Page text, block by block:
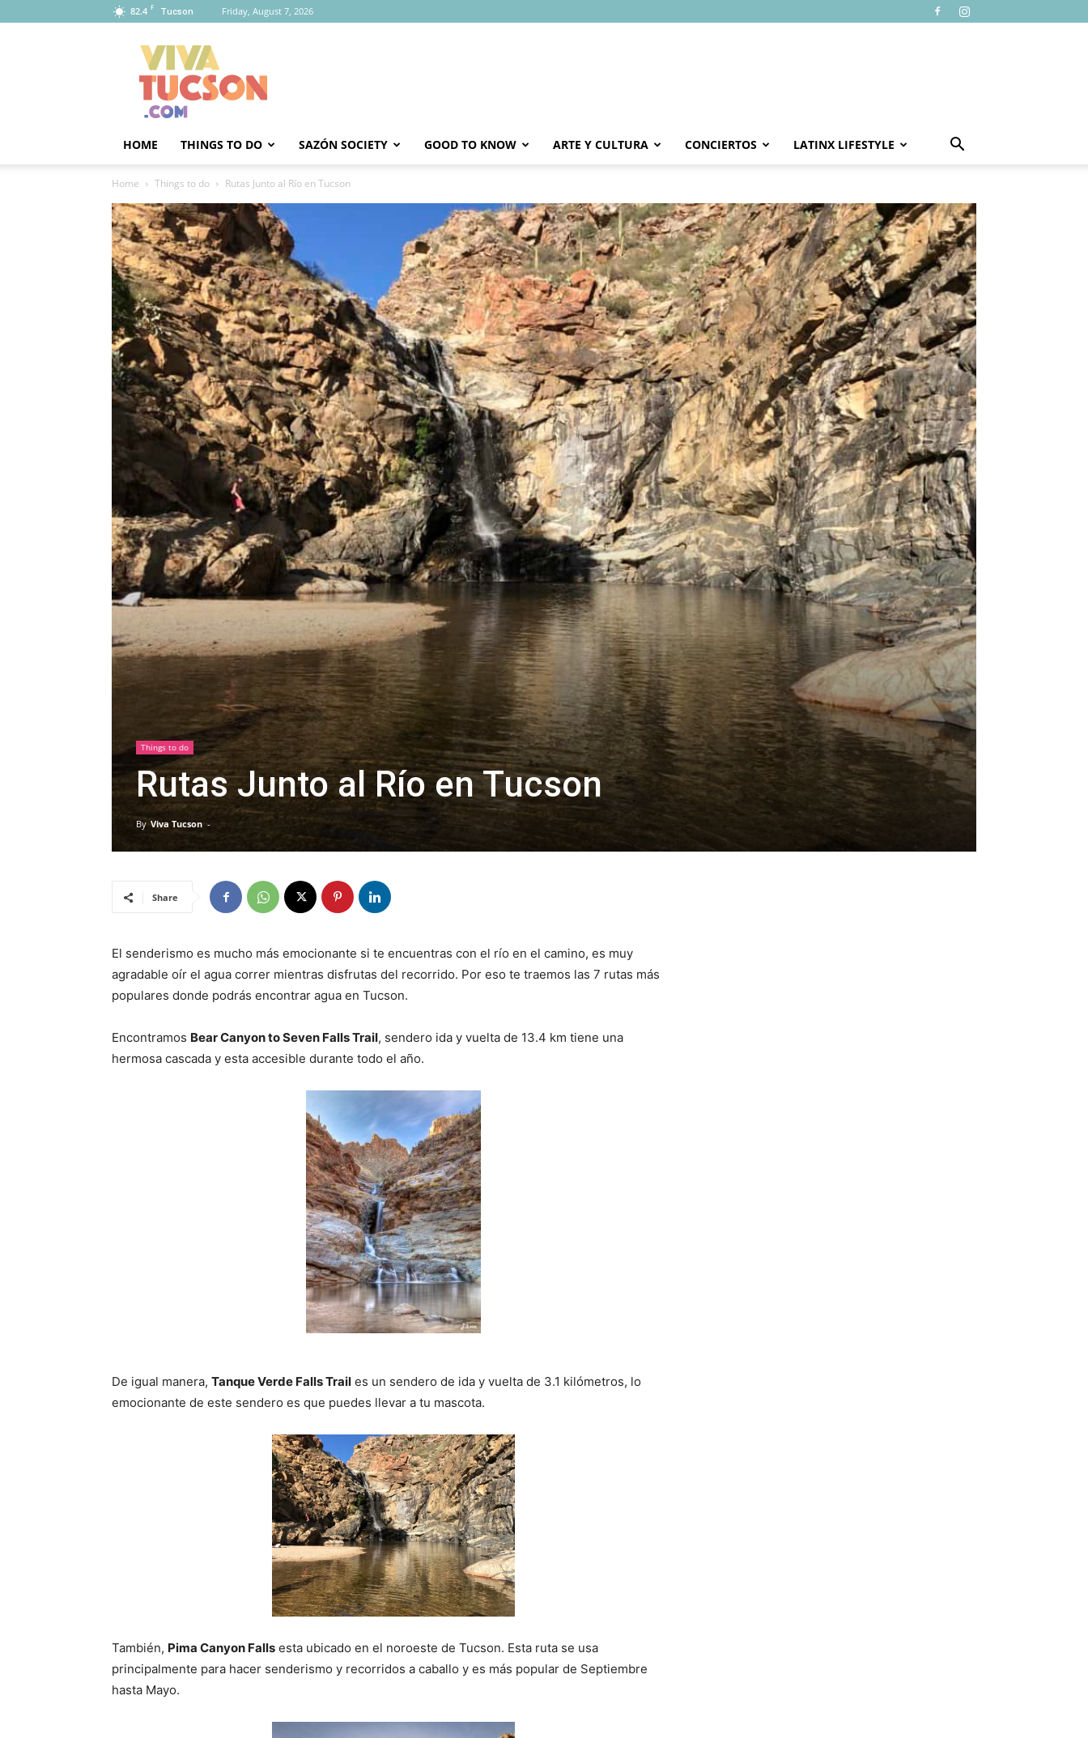
82.4 F Tucson Friday, August 7, 2026
HOME THINGS TO DO SAZÓN SOCIETY GOOD TO KNOW ARTE Y CULTURA CONCIERTOS LATINX LIFESTYLE
Home Things to do Rutas Junto al Río en Tucson
Things to do
Rutas Junto al Río en Tucson
By Viva Tucson -
Share
El senderismo es mucho más emocionante si te encuentras con el río en el camino, es muy
agradable oír el agua correr mientras disfrutas del recorrido. Por eso te traemos las 7 rutas más
populares donde podrás encontrar agua en Tucson.
Encontramos Bear Canyon to Seven Falls Trail, sendero ida y vuelta de 13.4 km tiene una
hermosa cascada y esta accesible durante todo el año.
De igual manera, Tanque Verde Falls Trail es un sendero de ida y vuelta de 3.1 kilómetros, lo
emocionante de este sendero es que puedes llevar a tu mascota.
También, Pima Canyon Falls esta ubicado en el noroeste de Tucson. Esta ruta se usa
principalmente para hacer senderismo y recorridos a caballo y es más popular de Septiembre
hasta Mayo.